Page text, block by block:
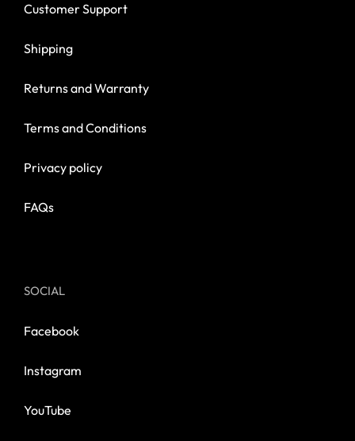
Customer Support
Shipping
Returns and Warranty
Terms and Conditions
Privacy policy
FAQs
SOCIAL
Facebook
Instagram
YouTube